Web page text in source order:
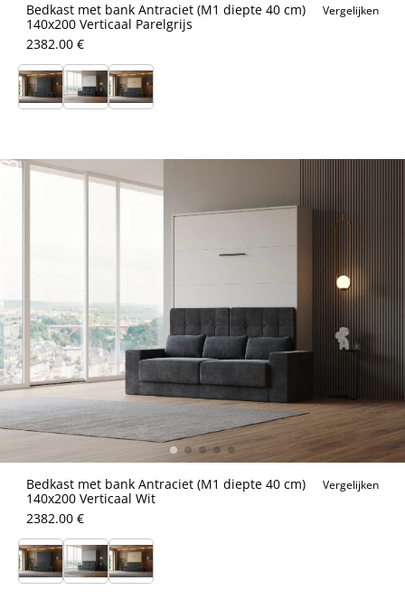
Bedkast met bank Antraciet (M1 diepte 40 cm)
140x200 Verticaal Parelgrijs
Vergelijken
2382.00 €
Bedkast met bank Antraciet (M1 diepte 40 cm)
140x200 Verticaal Wit
Vergelijken
2382.00 €